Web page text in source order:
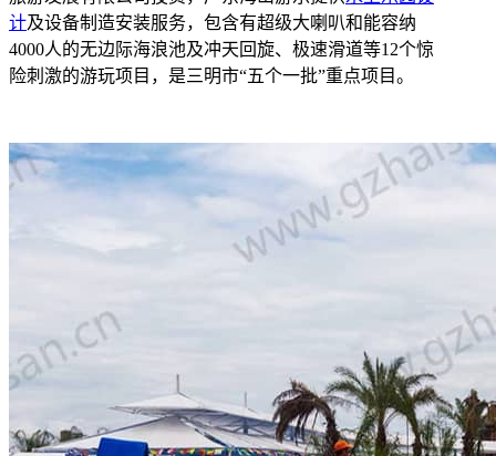
计及设备制造安装服务，包含有超级大喇叭和能容纳
4000人的无边际海浪池及冲天回旋、极速滑道等12个惊
险刺激的游玩项目，是三明市“五个一批”重点项目。